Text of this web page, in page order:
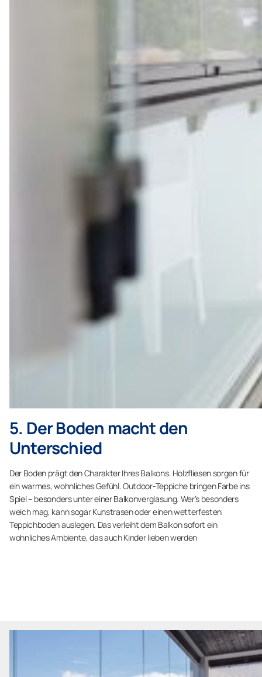
5. Der Boden macht den
Unterschied
Der Boden prägt den Charakter Ihres Balkons. Holzfliesen sorgen für
ein warmes, wohnliches Gefühl. Outdoor-Teppiche bringen Farbe ins
Spiel – besonders unter einer Balkonverglasung. Wer’s besonders
weich mag, kann sogar Kunstrasen oder einen wetterfesten
Teppichboden auslegen. Das verleiht dem Balkon sofort ein
wohnliches Ambiente, das auch Kinder lieben werden